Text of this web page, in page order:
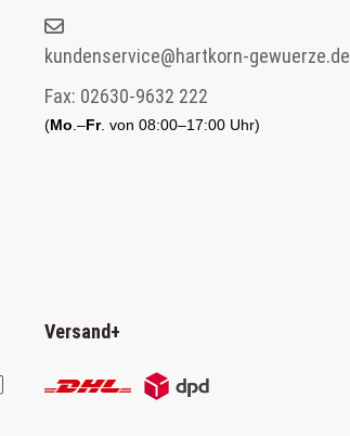
kundenservice@hartkorn-gewuerze.de
Fax: 02630-9632 222
(Mo .–Fr. von 08:00–17:00 Uhr)
Versand+